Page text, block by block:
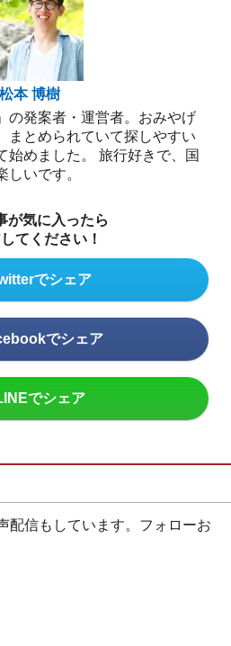
松本 博樹
の発案者・運営者。おみやげ
まとめられていて探しやすい
始めました。 旅行好きで、国
しいです。
が気に入ったら
てください！
でシェア
でシェア
でシェア
配信もしています。フォローお